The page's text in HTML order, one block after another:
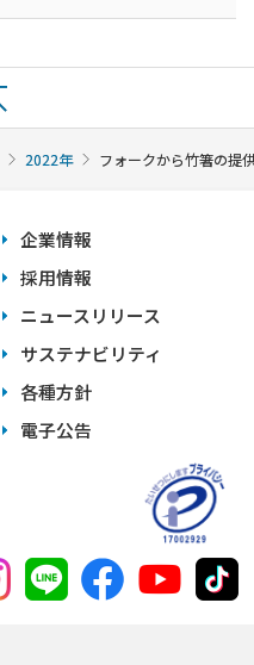
2022年 フォークから竹箸の提
企業情報
採用情報
ニュースリリース
サステナビリティ
各種方針
電子公告